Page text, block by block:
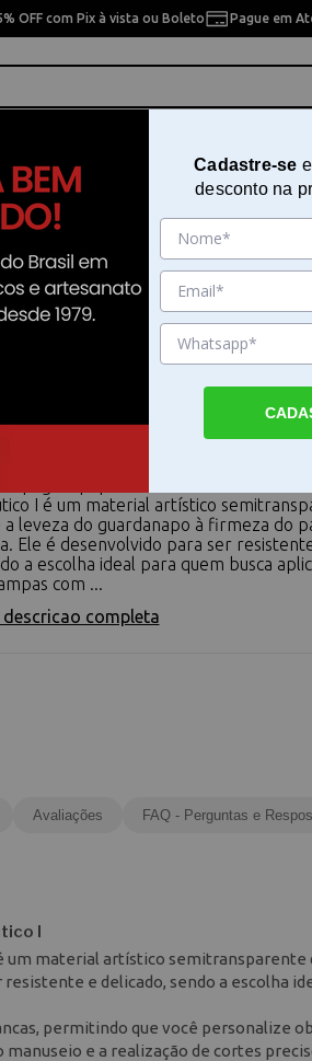
OFF com Pix à vista ou Boleto Pague em
Pintura
- Estampa Náutico I
de Seda para Decoupage
cm - 3279 - Estampa Náutico I
de Seda para Decoupage Opapel 30
I é um material artístico
a leveza do guardanapo à firmeza do
Ele é desenvolvido para ser
a escolha ideal para quem busca
com ...
descricao completa
Avaliações FAQ - Perguntas e
I
um material artístico semitransparente
e delicado, sendo a escolha
permitindo que você personalize
e a realização de cortes
Cadastre-se
desconto na